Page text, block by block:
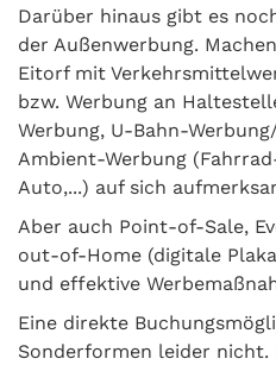
Darüber hinaus gibt es
der Außenwerbung.
Eitorf mit
bzw. Werbung an
Werbung, U-Bahn-
Ambient-Werbung
Auto,...) auf sich
Aber auch Point-of-Sale,
out-of-Home (digitale
und effektive
Eine direkte
Sonderformen leider nicht.